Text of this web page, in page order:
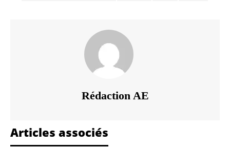
Rédaction AE
Articles associés